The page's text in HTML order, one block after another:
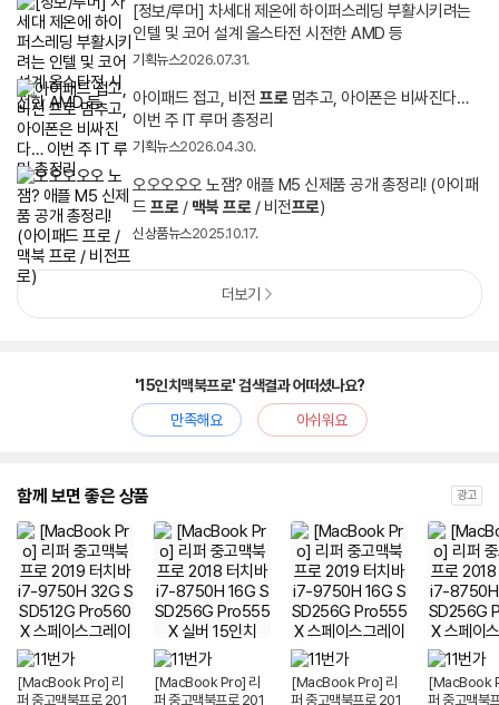
[정보/루머] 차세대 제온에 하이퍼스레딩 부활시키려는
인텔 및 코어 설계 올스타전 시전한 AMD 등
기획뉴스2026.07.31.
아이패드 접고, 비전 프로멈추고, 아이폰은 비싸진다…
이번 주 IT 루머 총정리
기획뉴스2026.04.30.
오오오오오 노잼? 애플 M5 신제품 공개 총정리! (아이패
드 프로/ 맥북프로/ 비전프로)
신상품뉴스2025.10.17.
더보기
'15인치맥북프로' 검색결과 어떠셨나요?
만족해요
아쉬워요
함께 보면 좋은 상품 광고
[MacBook Pro] 리
퍼 중고맥북프로 201
[MacBook Pro] 리
퍼 중고맥북프로 201
[MacBook Pro] 리
퍼 중고맥북프로 201
[MacBook
퍼 중고맥북